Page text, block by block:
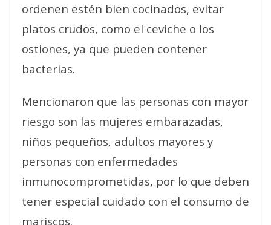
ordenen estén bien cocinados, evitar
platos crudos, como el ceviche o los
ostiones, ya que pueden contener
bacterias.
Mencionaron que las personas con mayor
riesgo son las mujeres embarazadas,
niños pequeños, adultos mayores y
personas con enfermedades
inmunocomprometidas, por lo que deben
tener especial cuidado con el consumo de
mariscos.